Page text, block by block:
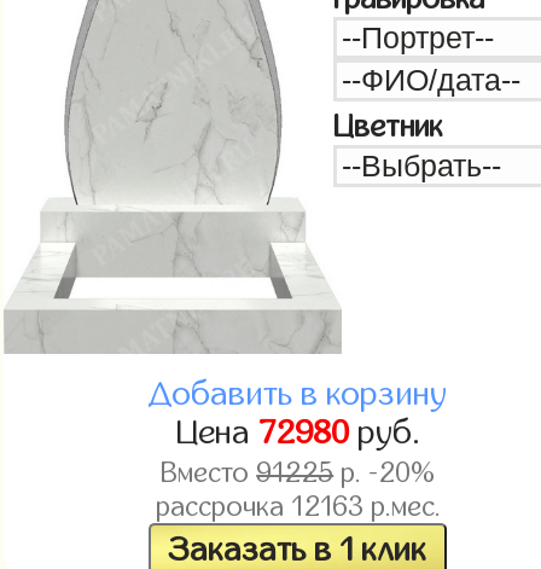
Цветник
Добавить в корзину
Цена 72980руб.
Вместо91225р. -20%
рассрочка 12163 р.мес.
Заказать в 1 клик